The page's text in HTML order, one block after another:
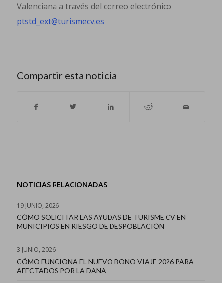
Valenciana a través del correo electrónico
ptstd_ext@turismecv.es
Compartir esta noticia
NOTICIAS RELACIONADAS
19 JUNIO, 2026
CÓMO SOLICITAR LAS AYUDAS DE TURISME CV EN
MUNICIPIOS EN RIESGO DE DESPOBLACIÓN
3 JUNIO, 2026
CÓMO FUNCIONA EL NUEVO BONO VIAJE 2026 PARA
AFECTADOS POR LA DANA